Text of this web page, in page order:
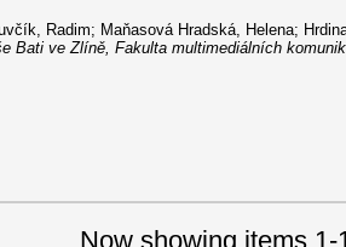
Radim; Maňasová Hradská, Helena;
Bati ve Zlíně, Fakulta multimediálních
Now showing items 1-